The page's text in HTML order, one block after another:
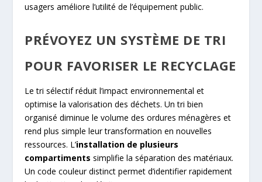
usagers améliore l’utilité de l’équipement public.
PRÉVOYEZ UN SYSTÈME DE TRI
POUR FAVORISER LE RECYCLAGE
Le tri sélectif réduit l’impact environnemental et
optimise la valorisation des déchets. Un tri bien
organisé diminue le volume des ordures ménagères et
rend plus simple leur transformation en nouvelles
ressources. L’installation de plusieurs
compartiments simplifie la séparation des matériaux.
Un code couleur distinct permet d’identifier rapidement